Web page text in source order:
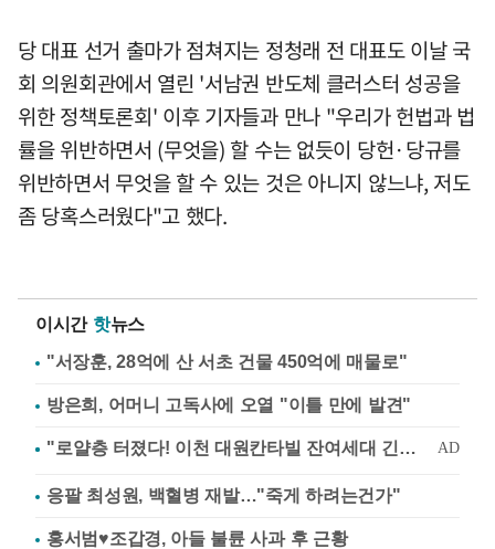
당 대표 선거 출마가 점쳐지는 정청래 전 대표도 이날 국
회 의원회관에서 열린 '서남권 반도체 클러스터 성공을
위한 정책토론회' 이후 기자들과 만나 "우리가 헌법과 법
률을 위반하면서 (무엇을) 할 수는 없듯이 당헌·당규를
위반하면서 무엇을 할 수 있는 것은 아니지 않느냐, 저도
좀 당혹스러웠다"고 했다.
이시간 핫뉴스
"서장훈, 28억에 산 서초 건물 450억에 매물로"
방은희, 어머니 고독사에 오열 "이틀 만에 발견"
응팔 최성원, 백혈병 재발…"죽게 하려는건가"
홍서범♥조갑경, 아들 불륜 사과 후 근황